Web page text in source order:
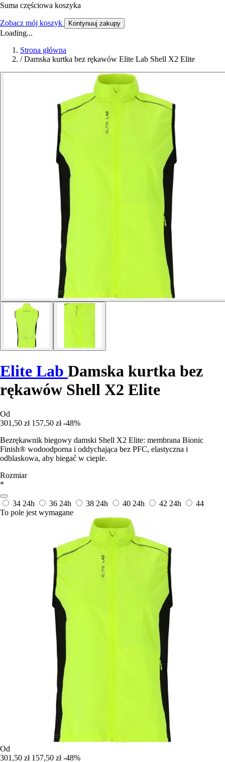
Suma częściowa koszyka
Zobacz mój koszyk Kontynuuj zakupy
Loading...
Strona główna
/ Damska kurtka bez rękawów Elite Lab Shell X2 Elite
Elite Lab Damska kurtka bez
rękawów Shell X2 Elite
Od
301,50 zł 157,50 zł -48%
Bezrękawnik biegowy damski Shell X2 Elite: membrana Bionic
Finish® wodoodporna i oddychająca bez PFC, elastyczna i
odblaskowa, aby biegać w cieple.
Rozmiar
*
34 24h 36 24h 38 24h 40 24h 42 24h
44
To pole jest wymagane
Od
301,50 zł 157,50 zł -48%